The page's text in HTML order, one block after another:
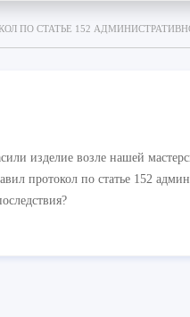
ПО СТАТЬЕ 152
изделие возле нашей
протокол по статье 152